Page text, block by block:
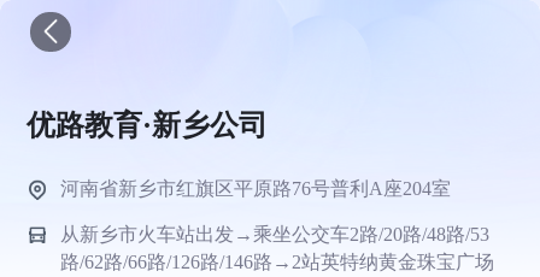
优路教育·新乡公司
河南省新乡市红旗区平原路76号普利A座204室
从新乡市火车站出发→乘坐公交车2路/20路/48路/53
路/62路/66路/126路/146路→2站英特纳黄金珠宝广场